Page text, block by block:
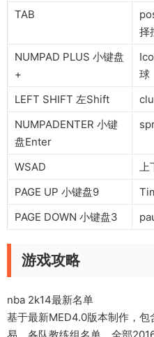
TAB
择
NUMPAD PLUS 小键盘
+
球
LEFT SHIFT 左Shift
NUMPADENTER 小键
盘Enter
WSAD 上
PAGE UP 小键盘9
PAGE DOWN 小键盘3
游戏攻略
nba 2k14最新名单
基于最新MED4.0版本制作，